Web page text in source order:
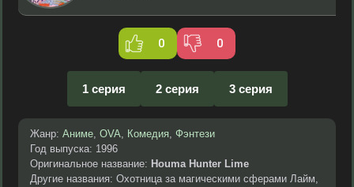
0 0
1 серия 2 серия 3 серия
Жанр: Аниме, OVA, Комедия, Фэнтези
Год выпуска: 1996
Оригинальное название: Houma Hunter Lime
Другие названия: Охотница за магическими сферами Лайм,